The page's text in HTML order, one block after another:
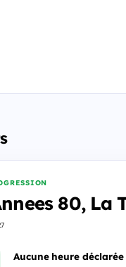
80, La
Aucune heure déclarée